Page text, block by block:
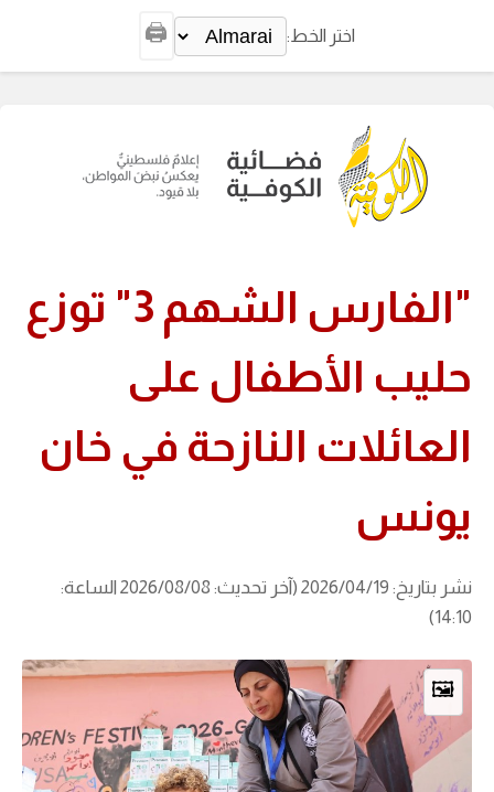
اختر الخط: 🖨️
"الفارس الشهم 3" توزع
حليب الأطفال على
العائلات النازحة في خان
يونس
نشر بتاريخ: 2026/04/19 (آخر تحديث: 2026/08/08 الساعة:
14:10)
🖼️